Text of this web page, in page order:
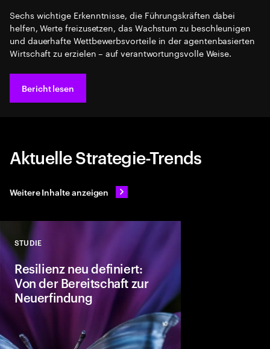
Sechs wichtige Erkenntnisse, die Führungskräften dabei
helfen, Werte freizusetzen, das Wachstum zu beschleunigen
und dauerhafte Wettbewerbsvorteile in der agentenbasierten
Wirtschaft zu erzielen – auf verantwortungsvolle Weise.
Bericht lesen
Aktuelle Strategie-Trends
Weitere Inhalte anzeigen
Close
STUDIE
Resilienz neu definiert:
Von der Bereitschaft zur
Neuerfindung